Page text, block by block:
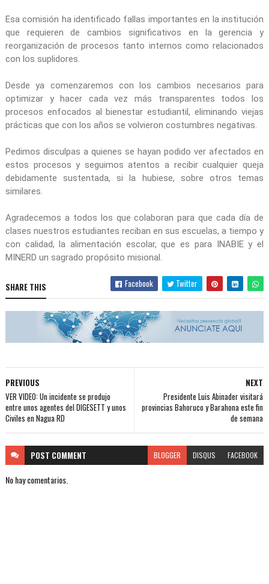
Esa comisión ha identificado fallas importantes en la institución
que requieren de cambios significativos en la gerencia y
reorganización de procesos tanto internos como relacionados
con los suplidores.
Desde ya comenzaremos con los cambios necesarios para
optimizar y hacer cada vez más transparentes todos los
procesos enfocados al bienestar estudiantil, eliminando viejas
prácticas que con los años se volvieron costumbres negativas.
Pedimos disculpas a quienes se hayan podido ver afectados en
estos procesos y seguimos atentos a recibir cualquier queja
debidamente sustentada, si la hubiese, sobre otros temas
similares.
Agradecemos a todos los que colaboran para que cada día de
clases nuestros estudiantes reciban en sus escuelas, a tiempo y
con calidad, la alimentación escolar, que es para INABIE y el
MINERD un sagrado propósito misional.
SHARE THIS Facebook Twitter
NEXT
Presidente Luis Abinader visitará
provincias Bahoruco y Barahona este fin
de semana
PREVIOUS
VER VIDEO: Un incidente se produjo
entre unos agentes del DIGESETT y unos
Civiles en Nagua RD
POST COMMENT BLOGGER DISQUS FACEBOOK
No hay comentarios.